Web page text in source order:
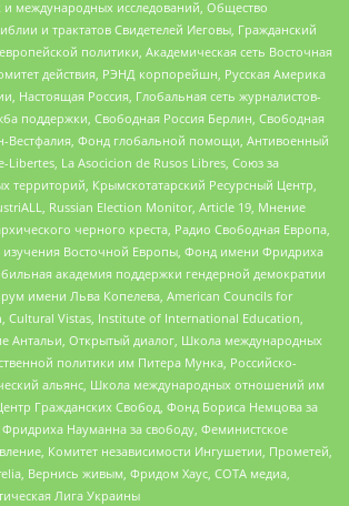
и международных исследований, Общество
и трактатов Свидетелей Иеговы, Гражданский
политики, Академическая сеть Восточная
действия, РЭНД корпорейшн, Русская Америка
Настоящая Россия, Глобальная сеть журналистов-
поддержки, Свободная Россия Берлин, Свободная
Вестфалия, Фонд глобальной помощи, Антивоенный
Libertes, La Asocicion de Rusos Libres, Союз за
территорий, Крымскотатарский Ресурсный Центр,
Russian Election Monitor, Article 19, Мнение
черного креста, Радио Свободная Европа,
изучения Восточной Европы, Фонд имени Фридриха
академия поддержки гендерной демократии
имени Льва Копелева, American Councils for
Cultural Vistas, Institute of International Education,
Антальи, Открытый диалог, Школа международных
политики им Питера Мунка, Российско-
альянс, Школа международных отношений им
Гражданских Свобод, Фонд Бориса Немцова за
Науманна за свободу, Феминистское
Комитет независимости Ингушетии, Прометей,
Вернись живым, Фридом Хаус, СОТА медиа,
Лига Украины